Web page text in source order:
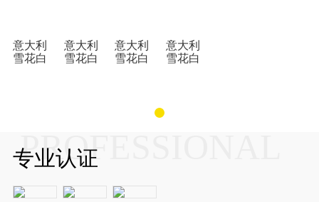
意大利
雪花白
意大利
雪花白
意大利
雪花白
意大利
雪花白
专业认证
PROFESSIONAL